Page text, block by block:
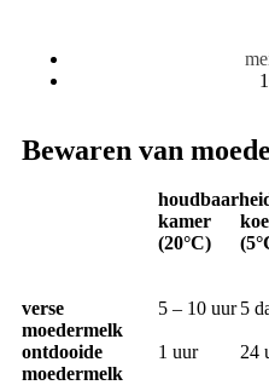
Bewaren van
kamer
(20°C)
verse
moedermelk
5 – 10 uur 5
ontdooide
moedermelk
1 uur 24